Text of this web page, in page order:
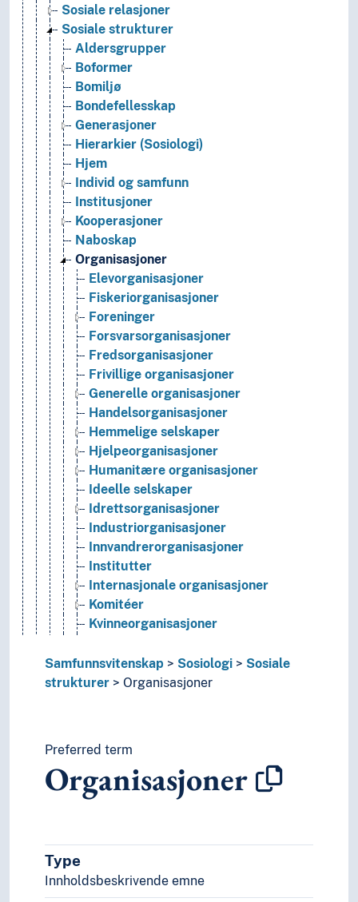
Sosiale relasjoner
Sosiale strukturer
Aldersgrupper
Boformer
Bomiljø
Bondefellesskap
Generasjoner
Hierarkier (Sosiologi)
Hjem
Individ og samfunn
Institusjoner
Kooperasjoner
Naboskap
Organisasjoner
Elevorganisasjoner
Fiskeriorganisasjoner
Foreninger
Forsvarsorganisasjoner
Fredsorganisasjoner
Frivillige organisasjoner
Generelle organisasjoner
Handelsorganisasjoner
Hemmelige selskaper
Hjelpeorganisasjoner
Humanitære organisasjoner
Ideelle selskaper
Idrettsorganisasjoner
Industriorganisasjoner
Innvandrerorganisasjoner
Institutter
Internasjonale organisasjoner
Komitéer
Kvinneorganisasjoner
Lærerorganisasjoner
Miljøorganisasjoner
Overnasjonale organisasjoner
Politiske organisasjoner
Regionale organisasjoner
Ungdomslag
Samfunnsvitenskap Sosiologi
Sosiale
strukturer
Organisasjoner
Preferred term
Organisasjoner
Type
Innholdsbeskrivende emne